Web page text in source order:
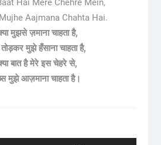
Hai Mere Chehre Mein,
Aajmana Chahta Hai.
मुझसे ज़माना चाहता है,
मुझे हँसाना चाहता है,
बात है मेरे इस चेहरे से,
मुझे आज़माना चाहता है।